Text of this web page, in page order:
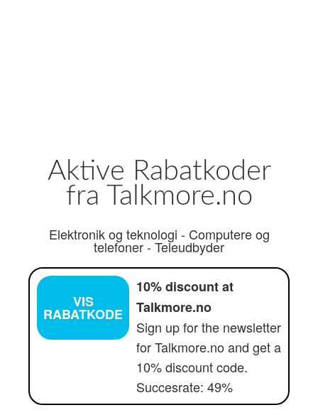
Aktive Rabatkoder
fra Talkmore.no
Elektronik og teknologi - Computere og
telefoner- Teleudbyder
VIS
RABATKODE
10% discount at
Talkmore.no
Sign up for the newsletter
for Talkmore.no and get a
10% discount code.
Succesrate: 49%